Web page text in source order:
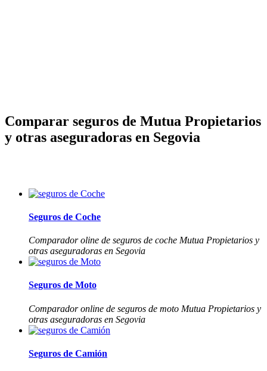
Comparar seguros de Mutua Propietarios
y otras aseguradoras en Segovia
Seguros de Coche
Comparador oline de seguros de coche Mutua Propietarios y
otras aseguradoras en Segovia
Seguros de Moto
Comparador online de seguros de moto Mutua Propietarios y
otras aseguradoras en Segovia
Seguros de Camión